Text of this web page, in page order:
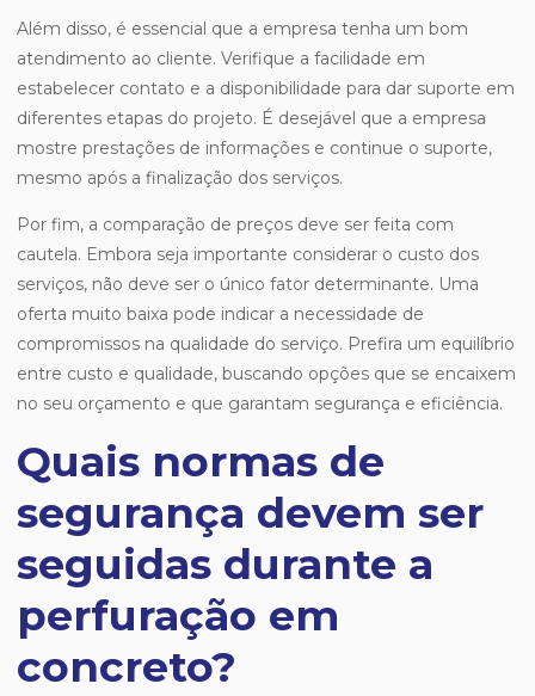
Além disso, é essencial que a empresa tenha um bom
atendimento ao cliente. Verifique a facilidade em
estabelecer contato e a disponibilidade para dar suporte em
diferentes etapas do projeto. É desejável que a empresa
mostre prestações de informações e continue o suporte,
mesmo após a finalização dos serviços.
Por fim, a comparação de preços deve ser feita com
cautela. Embora seja importante considerar o custo dos
serviços, não deve ser o único fator determinante. Uma
oferta muito baixa pode indicar a necessidade de
compromissos na qualidade do serviço. Prefira um equilíbrio
entre custo e qualidade, buscando opções que se encaixem
no seu orçamento e que garantam segurança e eficiência.
Quais normas de
segurança devem ser
seguidas durante a
perfuração em
concreto?